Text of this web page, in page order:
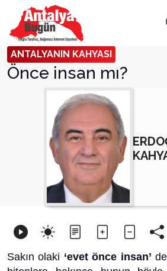
ANTALYANIN KAHYASI
Önce insan mı?
Sakın olaki ‘evet önce insan’
Arama Yap!